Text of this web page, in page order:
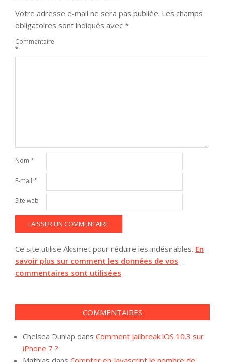
Votre adresse e-mail ne sera pas publiée. Les champs
obligatoires sont indiqués avec *
Commentaire
*
Nom *
E-mail *
Site web
Ce site utilise Akismet pour réduire les indésirables. En
savoir plus sur comment les données de vos
commentaires sont utilisées.
COMMENTAIRES
Chelsea Dunlap dans Comment jailbreak iOS 10.3 sur
iPhone 7 ?